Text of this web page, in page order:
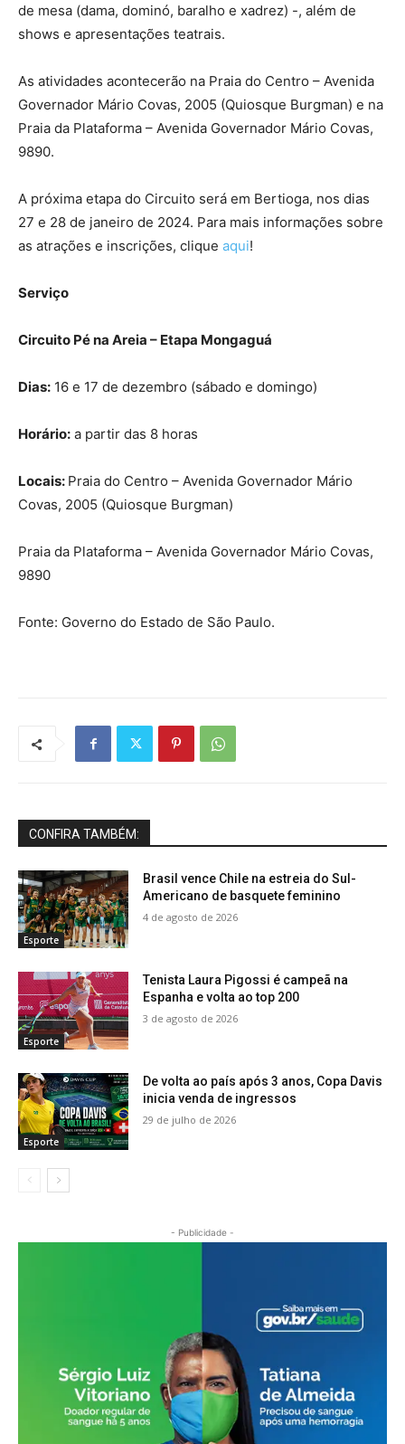
de mesa (dama, dominó, baralho e xadrez) -, além de
shows e apresentações teatrais.
As atividades acontecerão na Praia do Centro – Avenida
Governador Mário Covas, 2005 (Quiosque Burgman) e na
Praia da Plataforma – Avenida Governador Mário Covas,
9890.
A próxima etapa do Circuito será em Bertioga, nos dias
27 e 28 de janeiro de 2024. Para mais informações sobre
as atrações e inscrições, clique aqui!
Serviço
Circuito Pé na Areia – Etapa Mongaguá
Dias: 16 e 17 de dezembro (sábado e domingo)
Horário: a partir das 8 horas
Locais: Praia do Centro – Avenida Governador Mário
Covas, 2005 (Quiosque Burgman)
Praia da Plataforma – Avenida Governador Mário Covas,
9890
Fonte: Governo do Estado de São Paulo.
CONFIRA TAMBÉM:
Esporte
Brasil vence Chile na estreia do Sul-
Americano de basquete feminino
4 de agosto de 2026
Esporte
Tenista Laura Pigossi é campeã na
Espanha e volta ao top 200
3 de agosto de 2026
Esporte
De volta ao país após 3 anos, Copa Davis
inicia venda de ingressos
29 de julho de 2026
- Publicidade -